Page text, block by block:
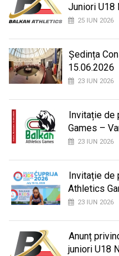
Juniori
25 IUN 2026
Ședința
15.06.2026
23 IUN 2026
Invitație de
Games –
23 IUN 2026
Invitație de
Athletics
23 IUN 2026
Anunț
juniori U18